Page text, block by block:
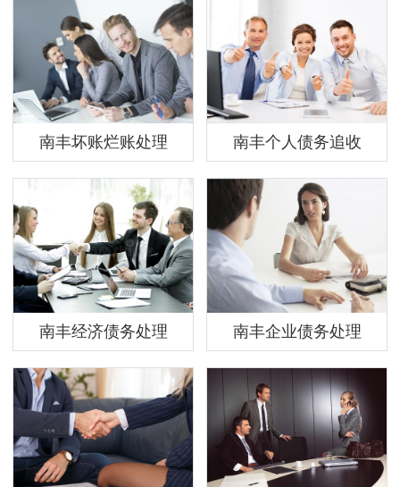
南丰坏账烂账处理 南丰个人债务追收
南丰经济债务处理 南丰企业债务处理